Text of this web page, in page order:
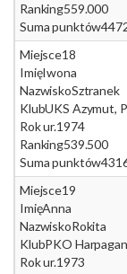
Ranking559.000
Suma punktów
Miejsce18
ImięIwona
NazwiskoSztranek
KlubUKS Azymut,
Rok ur.1974
Ranking539.500
Suma punktów
Miejsce19
ImięAnna
NazwiskoRokita
KlubPKO
Rok ur.1973